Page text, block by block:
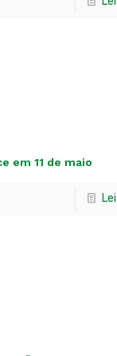
em 11 de maio